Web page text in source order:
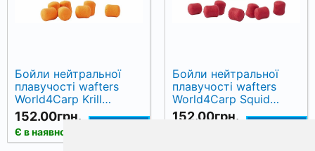
Бойли нейтральної
плавучості wafters
World4Carp Krill
(криль), 9х11 мм
152.00грн.
Є в наявності
Бойли нейтральної
плавучості wafters
World4Carp Squid
(кальмар), 9х11 мм
152.00грн.